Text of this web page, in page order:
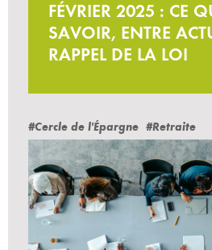
FÉVRIER 2025 : CE
SAVOIR, ENTRE
RAPPEL DE LA LOI
#Cercle de l'Épargne #Retraite